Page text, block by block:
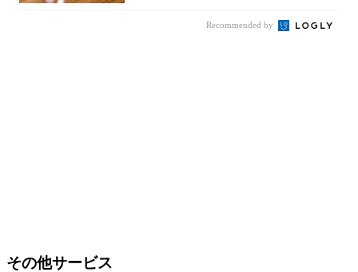
Recommended by
その他サービス